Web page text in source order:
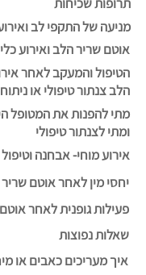
מניעה של התקפי לב
אוטם שריר הלב ואירוע
הטיפול והמעקב לאחר
הלב צנתור טיפולי או
מתי להפנות את המטופל
ומתי לצנתור טיפולי
אירוע מוחי- אבחנה וטיפול
יחסי מין לאחר אוטם
פעילות גופנית לאחר
שאלות נפוצות
איך מעריכים כאבים או